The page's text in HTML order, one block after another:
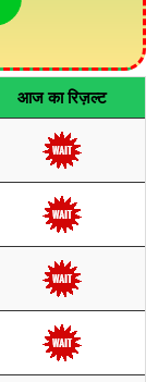
आज का रिज़ल्ट